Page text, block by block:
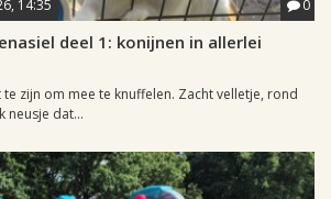
14:35 0
deel 1: konijnen in allerlei
zijn om mee te knuffelen. Zacht velletje, rond
neusje dat...